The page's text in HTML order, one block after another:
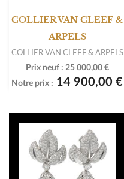
COLLIER VAN CLEEF &
ARPELS
COLLIER VAN CLEEF & ARPELS
Prix neuf : 25 000,00 €
Notre prix : 14 900,00 €